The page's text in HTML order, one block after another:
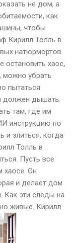
не дом, а
как
чтобы
Кирилл Толль в
натюрмортов.
хаос,
можно убрать
пытаться
должен дышать.
там, где им
инструкцию по
и злиться, когда
Толль в
Пусть все
хаосе. Он
и делает дом
эти следы на
живые. Кирилл